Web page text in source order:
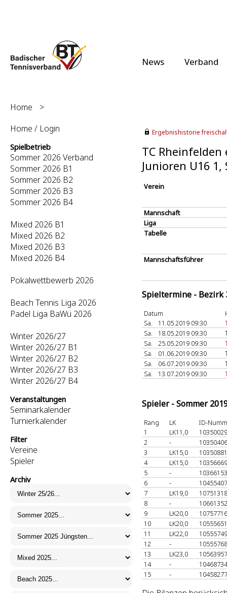
News Verband
Home
>
Home / Login
Spielbetrieb
Sommer 2026 Verband
Sommer 2026 B1
Sommer 2026 B2
Sommer 2026 B3
Sommer 2026 B4
Mixed 2026 B1
Mixed 2026 B2
Mixed 2026 B3
Mixed 2026 B4
Pokalwettbewerb 2026
Beach Tennis Liga 2026
Padel Liga BaWü 2026
Winter 2026/27
Winter 2026/27 B1
Winter 2026/27 B2
Winter 2026/27 B3
Winter 2026/27 B4
Veranstaltungen
Seminarkalender
Turnierkalender
Filter
Vereine
Spieler
Archiv
Ergebnishistorie
TC Rheinfelden
Junioren U16 1,
Verein
Mannschaft
Liga
Tabelle
Mannschaftsführer
Spieltermine - Bezirk
Datum
Sa.
11.05.2019 09:30
Sa.
18.05.2019 09:30
Sa.
25.05.2019 09:30
Sa.
01.06.2019 09:30
Sa.
06.07.2019 09:30
Sa.
13.07.2019 09:30
Spieler - Sommer
Rang LK
ID-
1
LK11,0
2
-
3
LK15,0
4
LK15,0
5
-
6
-
7
LK19,0
8
-
9
LK20,0
10
LK20,0
11
LK22,0
12
-
13
LK23,0
14
-
15
-